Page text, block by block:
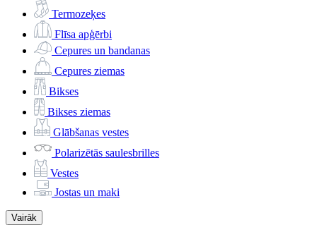
Termozeķes
Flīsa apģērbi
Cepures un bandanas
Cepures ziemas
Bikses
Bikses ziemas
Glābšanas vestes
Polarizētās saulesbrilles
Vestes
Jostas un maki
Vairāk